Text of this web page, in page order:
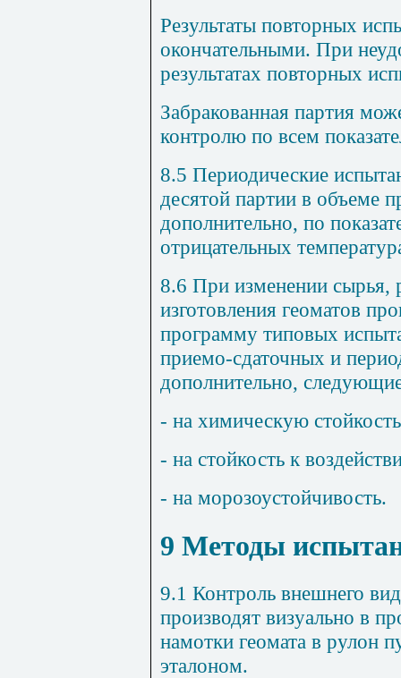
Результаты повторных
окончательными. При
результатах повторных
Забракованная партия
контролю по всем
8.5 Периодические
десятой партии в объеме
дополнительно, по
отрицательных
8.6 При изменении сырья,
изготовления геоматов
программу типовых
приемо-сдаточных и
дополнительно,
- на химическую
- на стойкость к
- на морозоустойчивость.
9 Методы
9.1 Контроль внешнего
производят визуально в
намотки геомата в рулон
эталоном.